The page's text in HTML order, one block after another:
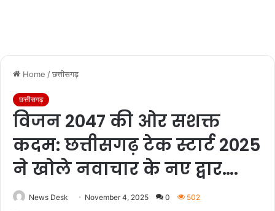
Home /छत्तीसगढ़
छत्तीसगढ़
विजन 2047 की ओर सशक्त
कदम: छत्तीसगढ़ टेक स्टार्ट 2025
ने खोले नवाचार के नए द्वार….
News Desk November 4, 2025 0 502